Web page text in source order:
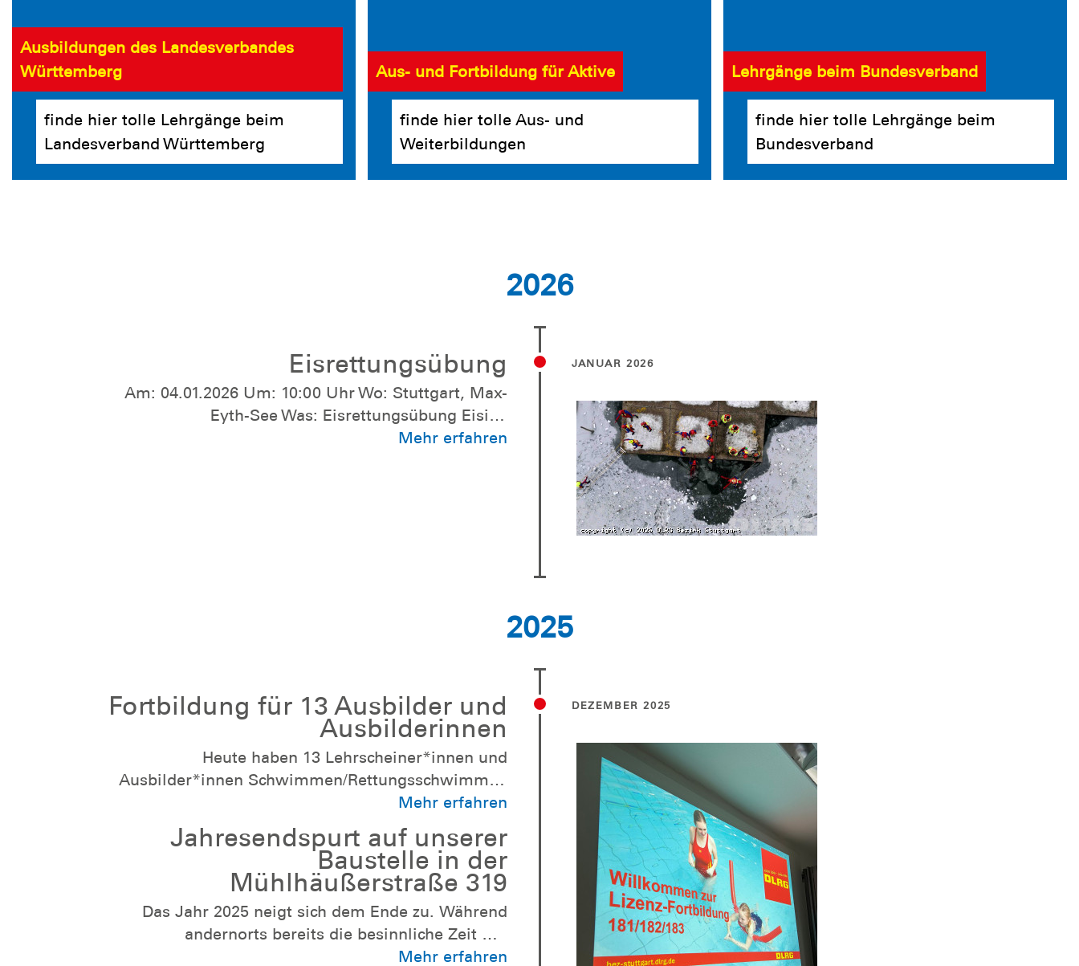
Ausbildungen des Landesverbandes
Württemberg
finde hier tolle Lehrgänge beim
Landesverband Württemberg
Aus- und Fortbildung für Aktive
finde hier tolle Aus- und
Weiterbildungen
Lehrgänge beim Bundesverband
finde hier tolle Lehrgänge beim
Bundesverband
2026
JANUAR 2026
Eisrettungsübung
Am: 04.01.2026 Um: 10:00 Uhr Wo: Stuttgart, Max-
Eyth-See Was: Eisrettungsübung Eisige
Temperaturen, starkes Eis – perfekte Bedingungen
Mehr erfahren
2025
DEZEMBER 2025
Fortbildung für 13 Ausbilder und
Ausbilderinnen
Heute haben 13 Lehrscheiner*innen und
Ausbilder*innen Schwimmen/Rettungsschwimmen
an einer Fortbildung für ihre Lizenzverlängerung
teilgenommen. Wir haben uns unter anderem mit
den Schnorchelabzeichen, Prävention sexualisierter
Gewalt und neuen Vorgaben für die
Rettungsschwimm-Ausbildung beschäftigt. Auch im
Hallenbad wurde das neue Wissen zum Schnorcheln
direkt fleißig geübt! Danke an die OG Süd-West
Plieningen für die herzliche Gastfreundschaft. Fotos:
Mehr erfahren
Jahresendspurt auf unserer
Baustelle in der
Mühlhäußerstraße 319
Das Jahr 2025 neigt sich dem Ende zu. Während
andernorts bereits die besinnliche Zeit mit
Weihnachtsmärkten, Punsch und Geschenken
Mehr erfahren